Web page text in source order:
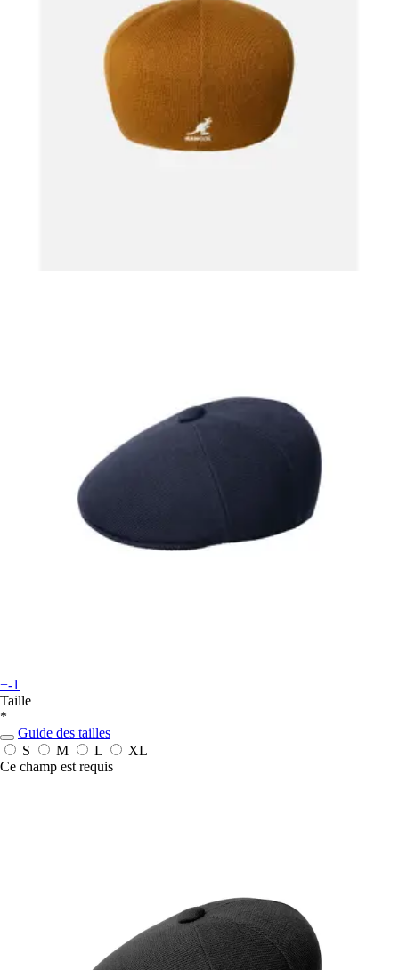
+-1
Taille
*
Guide des tailles
S
M L
XL
Ce champ est requis